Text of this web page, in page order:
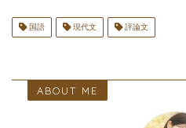
国語 現代文 評論文
ABOUT ME